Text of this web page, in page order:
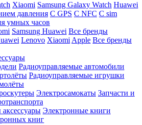
Xiaomi Samsung Galaxy Watch Huawei
давления C GPS C NFC C sim
умных часов
Samsung Huawei Все бренды
Lenovo Xiaomi Apple Все бренды
Радиоуправляемые автомобили
Радиоуправляемые игрушки
Электросамокаты Запчасти и
Электронные книги
книг